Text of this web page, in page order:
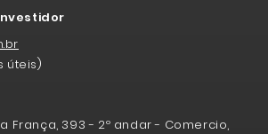
úteis)
França, 393 - 2º andar - Comercio,